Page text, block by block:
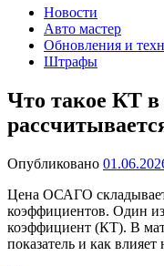
Новости
Авто мастер
Обновления и
Штрафы
Что такое КТ
Опубликовано
Цена ОСАГО
коэффициентов. Один
коэффициент (КТ). В
показатель и как влияет